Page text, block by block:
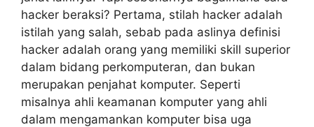
hacker beraksi? Pertama, stilah hacker adalah
istilah yang salah, sebab pada aslinya definisi
hacker adalah orang yang memiliki skill superior
dalam bidang perkomputeran, dan bukan
merupakan penjahat komputer. Seperti
misalnya ahli keamanan komputer yang ahli
dalam mengamankan komputer bisa uga